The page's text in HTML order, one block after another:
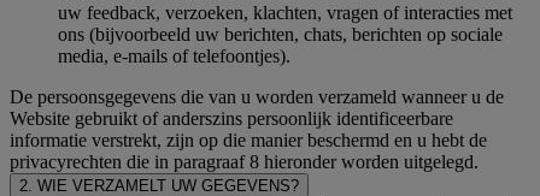
uw feedback, verzoeken, klachten, vragen of interacties met
ons (bijvoorbeeld uw berichten, chats, berichten op sociale
media, e-mails of telefoontjes).
De persoonsgegevens die van u worden verzameld wanneer u de
Website gebruikt of anderszins persoonlijk identificeerbare
informatie verstrekt, zijn op die manier beschermd en u hebt de
privacyrechten die in paragraaf 8 hieronder worden uitgelegd.
2. WIE VERZAMELT UW GEGEVENS?